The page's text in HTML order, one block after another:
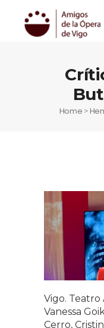
Home >
Vigo. Teatro
Vanessa
Cerro,